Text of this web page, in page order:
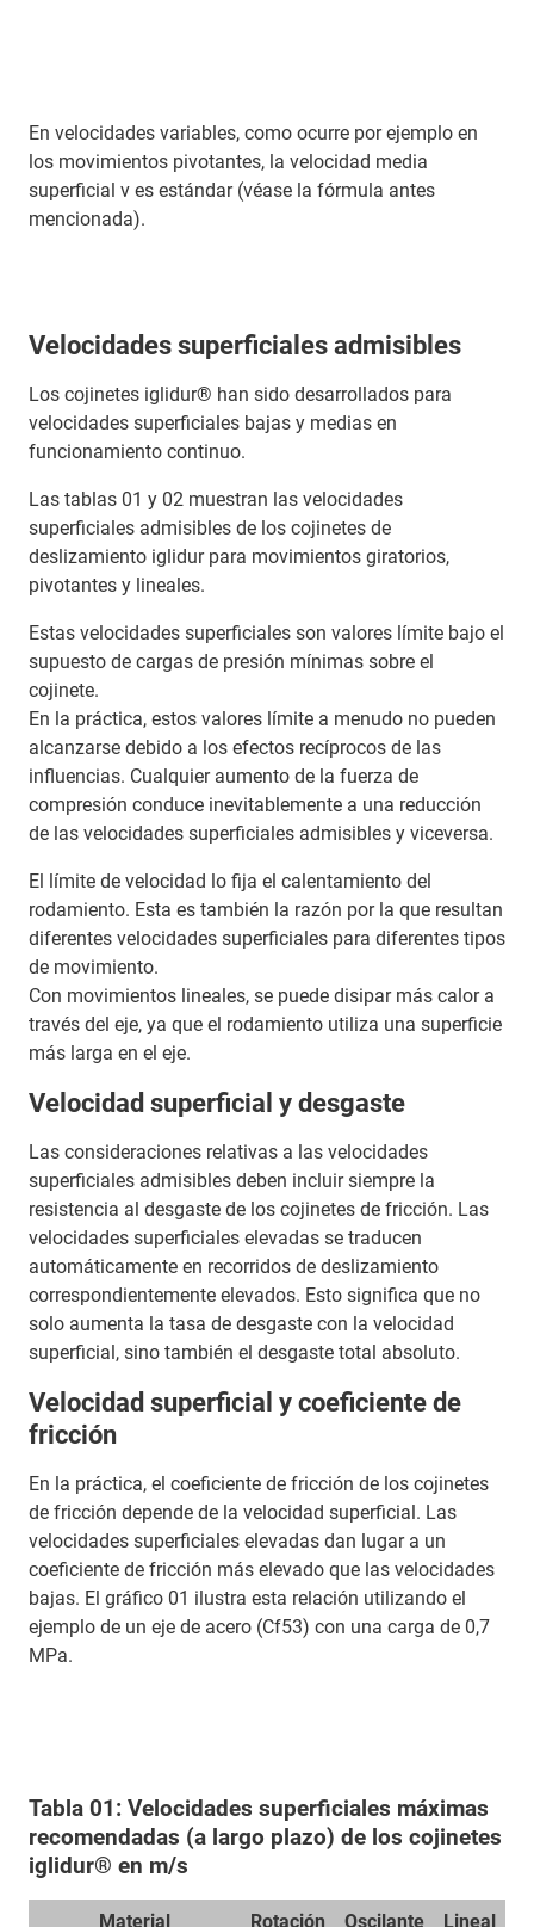
En velocidades variables, como ocurre por ejemplo en
los movimientos pivotantes, la velocidad media
superficial v es estándar (véase la fórmula antes
mencionada).
Velocidades superficiales admisibles
Los cojinetes iglidur® han sido desarrollados para
velocidades superficiales bajas y medias en
funcionamiento continuo.
Las tablas 01 y 02 muestran las velocidades
superficiales admisibles de los cojinetes de
deslizamiento iglidur para movimientos giratorios,
pivotantes y lineales.
Estas velocidades superficiales son valores límite bajo el
supuesto de cargas de presión mínimas sobre el
cojinete.
En la práctica, estos valores límite a menudo no pueden
alcanzarse debido a los efectos recíprocos de las
influencias. Cualquier aumento de la fuerza de
compresión conduce inevitablemente a una reducción
de las velocidades superficiales admisibles y viceversa.
El límite de velocidad lo fija el calentamiento del
rodamiento. Esta es también la razón por la que resultan
diferentes velocidades superficiales para diferentes tipos
de movimiento.
Con movimientos lineales, se puede disipar más calor a
través del eje, ya que el rodamiento utiliza una superficie
más larga en el eje.
Velocidad superficial y desgaste
Las consideraciones relativas a las velocidades
superficiales admisibles deben incluir siempre la
resistencia al desgaste de los cojinetes de fricción. Las
velocidades superficiales elevadas se traducen
automáticamente en recorridos de deslizamiento
correspondientemente elevados. Esto significa que no
solo aumenta la tasa de desgaste con la velocidad
superficial, sino también el desgaste total absoluto.
Velocidad superficial y coeficiente de
fricción
En la práctica, el coeficiente de fricción de los cojinetes
de fricción depende de la velocidad superficial. Las
velocidades superficiales elevadas dan lugar a un
coeficiente de fricción más elevado que las velocidades
bajas. El gráfico 01 ilustra esta relación utilizando el
ejemplo de un eje de acero (Cf53) con una carga de 0,7
MPa.
Tabla 01: Velocidades superficiales máximas
recomendadas (a largo plazo) de los cojinetes
iglidur® en m/s
Material Rotación Oscilante Lineal